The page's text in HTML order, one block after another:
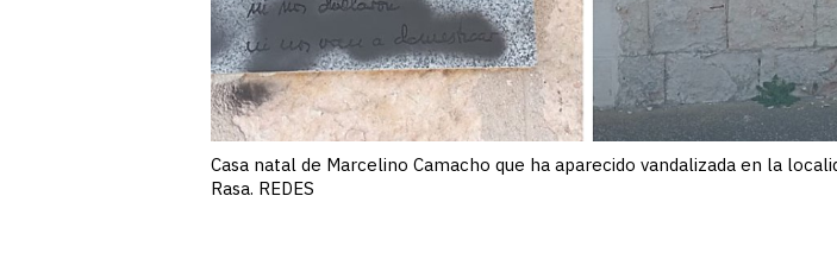
Casa natal de Marcelino Camacho que ha aparecido vandalizada en la
Rasa. REDES